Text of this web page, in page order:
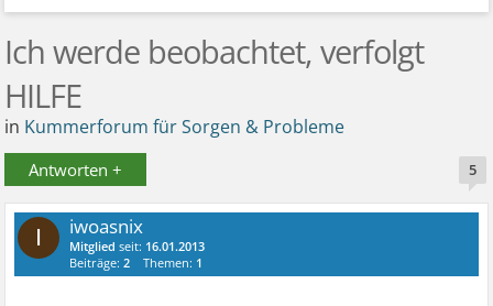
Ich werde beobachtet, verfolgt
HILFE
in Kummerforum für Sorgen & Probleme
Antworten + 5
I iwoasnix
Mitglied seit: 16.01.2013
Beiträge:2 Themen: 1